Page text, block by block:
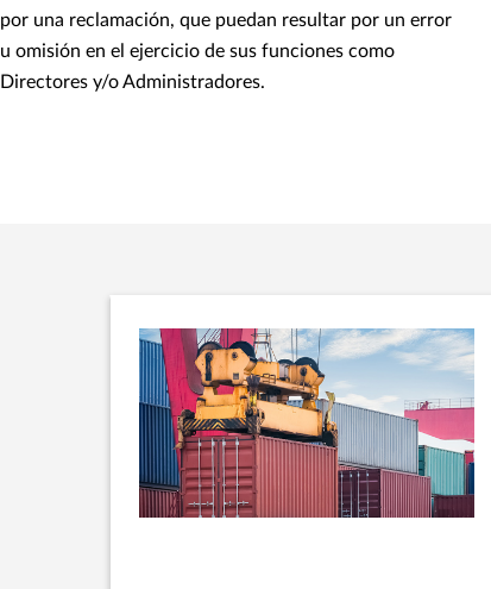
por una reclamación, que puedan resultar por un error
u omisión en el ejercicio de sus funciones como
Directores y/o Administradores.